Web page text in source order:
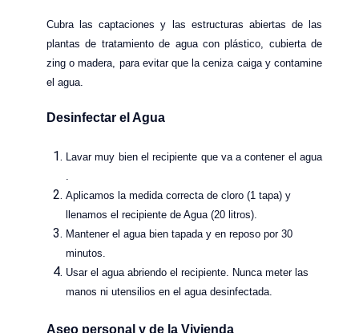
Cubra las captaciones y las estructuras abiertas de las
plantas de tratamiento de agua con plástico, cubierta de
zing o madera, para evitar que la ceniza caiga y contamine
el agua.
Desinfectar el Agua
Lavar muy bien el recipiente que va a contener el agua
Aplicamos la medida correcta de cloro (1 tapa) y
llenamos el recipiente de Agua (20 litros).
Mantener el agua bien tapada y en reposo por 30
minutos.
Usar el agua abriendo el recipiente. Nunca meter las
manos ni utensilios en el agua desinfectada.
Aseo personal y de la Vivienda